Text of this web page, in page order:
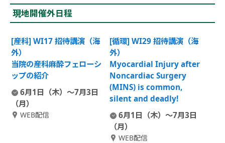
現地開催外日程
[産科] WI17 招待講演（海
外）
当院の産科麻酔フェローシ
ップの紹介
6月1日（木）～7月3日
（月）
WEB配信
[循環] WI29 招待講演（海
外）
Myocardial Injury after
Noncardiac Surgery
(MINS) is common,
silent and deadly!
6月1日（木）～7月3日
（月）
WEB配信